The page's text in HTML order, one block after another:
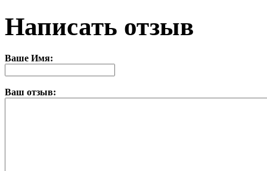
Написать отзыв
Ваше Имя:
Ваш отзыв: